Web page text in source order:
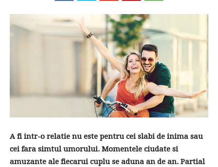
A fi intr-o relatie nu este pentru cei slabi de inima sau
cei fara simtul umorului. Momentele ciudate si
amuzante ale fiecarui cuplu se aduna an de an. Partial